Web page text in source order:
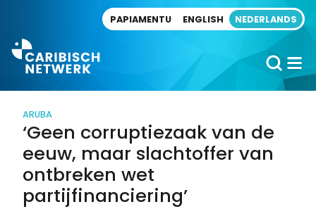
PAPIAMENTU ENGLISH NEDERLANDS
ARUBA
‘Geen corruptiezaak van de
eeuw, maar slachtoffer van
ontbreken wet
partijfinanciering’